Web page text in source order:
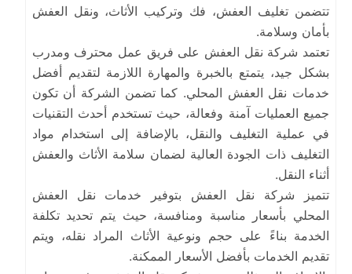
تتضمن تغليف العفش، فك وتركيب الأثاث، ونقل العفش
بأمان وسلامة.
تعتمد شركة نقل العفش على فريق عمل محترف ومدرب
بشكل جيد، يتمتع بالخبرة والمهارة اللازمة لتقديم أفضل
خدمات نقل العفش المحلي. كما تضمن الشركة أن تكون
جميع العمليات آمنة وفعالة، حيث تستخدم أحدث التقنيات
في عملية التغليف والنقل، بالإضافة إلى استخدام مواد
التغليف ذات الجودة العالية لضمان سلامة الأثاث والعفش
أثناء النقل.
تتميز شركة نقل العفش بتوفير خدمات نقل العفش
المحلي بأسعار مناسبة ومنافسة، حيث يتم تحديد تكلفة
الخدمة بناءً على حجم ونوعية الأثاث المراد نقله، ويتم
تقديم الخدمات بأفضل الأسعار الممكنة.